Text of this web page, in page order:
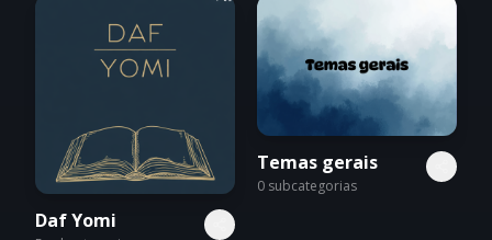
Daf Yomi
Temas gerais
0 subcategorias